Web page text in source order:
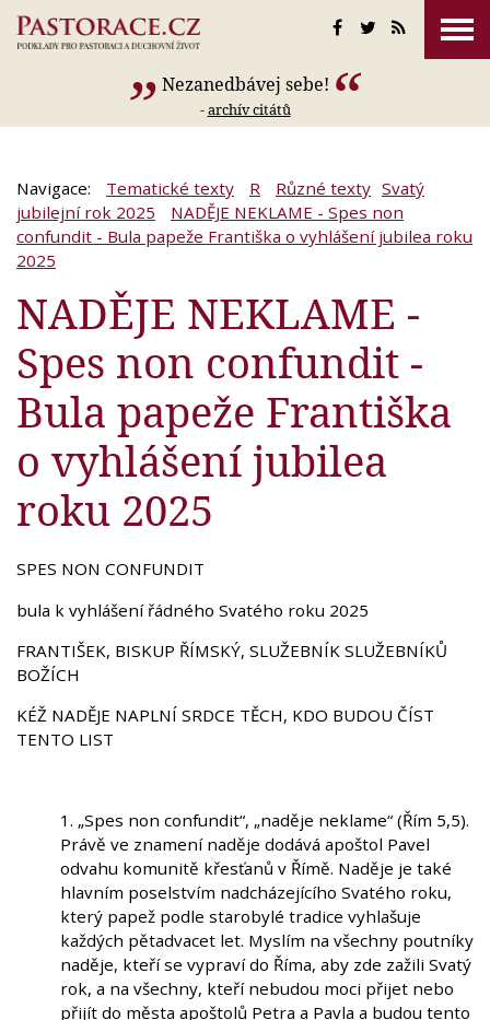
Nezanedbávej sebe!
-archív citátů
Navigace: Tematické texty R Různé texty Svatý
jubilejní rok 2025
NADĚJE NEKLAME - Spes non
confundit - Bula papeže Františka o vyhlášení jubilea roku
2025
NADĚJE NEKLAME -
Spes non confundit -
Bula papeže Františka
o vyhlášení jubilea
roku 2025
SPES NON CONFUNDIT
bula k vyhlášení řádného Svatého roku 2025
FRANTIŠEK, BISKUP ŘÍMSKÝ, SLUŽEBNÍK SLUŽEBNÍKŮ
BOŽÍCH
KÉŽ NADĚJE NAPLNÍ SRDCE TĚCH, KDO BUDOU ČÍST
TENTO LIST
1. „Spes non confundit“, „naděje neklame“ (Řím 5,5).
Právě ve znamení naděje dodává apoštol Pavel
odvahu komunitě křesťanů v Římě. Naděje je také
hlavním poselstvím nadcházejícího Svatého roku,
který papež podle starobylé tradice vyhlašuje
každých pětadvacet let. Myslím na všechny poutníky
naděje, kteří se vypraví do Říma, aby zde zažili Svatý
rok, a na všechny, kteří nebudou moci přijet nebo
přijít do města apoštolů Petra a Pavla a budou tento